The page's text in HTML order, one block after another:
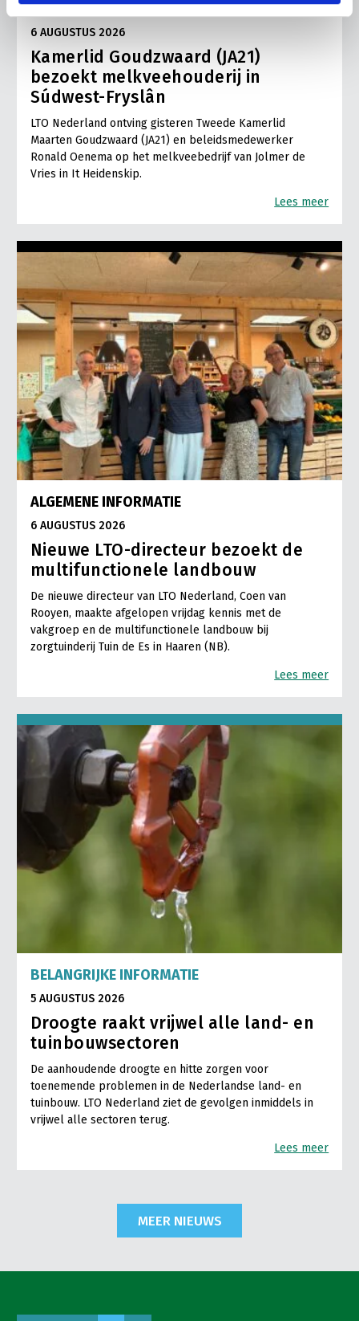
LTO LOBBY
6 AUGUSTUS 2026
Kamerlid Goudzwaard (JA21)
bezoekt melkveehouderij in
Súdwest-Fryslân
LTO Nederland ontving gisteren Tweede Kamerlid
Maarten Goudzwaard (JA21) en beleidsmedewerker
Ronald Oenema op het melkveebedrijf van Jolmer de
Vries in It Heidenskip.
Lees meer
ALGEMENE INFORMATIE
6 AUGUSTUS 2026
Nieuwe LTO-directeur bezoekt de
multifunctionele landbouw
De nieuwe directeur van LTO Nederland, Coen van
Rooyen, maakte afgelopen vrijdag kennis met de
vakgroep en de multifunctionele landbouw bij
zorgtuinderij Tuin de Es in Haaren (NB).
Lees meer
BELANGRIJKE INFORMATIE
5 AUGUSTUS 2026
Droogte raakt vrijwel alle land- en
tuinbouwsectoren
De aanhoudende droogte en hitte zorgen voor
toenemende problemen in de Nederlandse land- en
tuinbouw. LTO Nederland ziet de gevolgen inmiddels in
vrijwel alle sectoren terug.
Lees meer
MEER NIEUWS